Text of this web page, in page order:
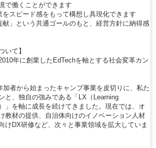
で働くことができます
スピード感をもって構想し具現化できます
」という共通ゴールのもと、経営方針に納得感
いて】
年に創業したEdTechを軸とする社会変革カン
加者から始まったキャンプ事業を皮切りに、私た
と、独自の強みである「LX（Learning
」を軸に成長を続けてきました。現在では、オ
教材の提供、自治体向けのイノベーション人材
けDX研修など、次々と事業領域を拡大していま